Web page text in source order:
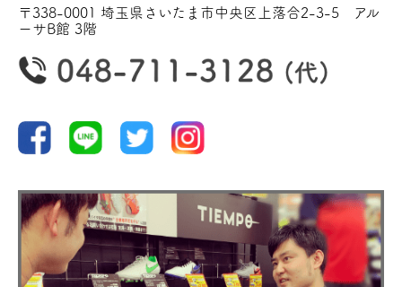
〒338-0001 埼玉県さいたま市中央区上落合2-3-5 アル
ーサB館 3階